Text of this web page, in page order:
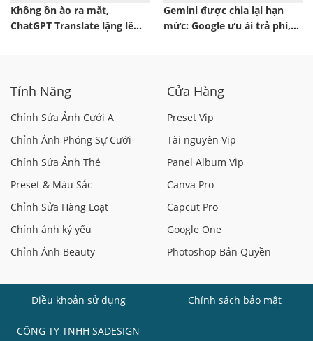
Không ồn ào ra mắt,
ChatGPT Translate lặng lẽ
Gemini được chia lại hạn
mức: Google ưu ái trả phí,
Tính Năng
Chỉnh Sửa Ảnh Cưới A
Chỉnh Ảnh Phóng Sự Cưới
Chỉnh Sửa Ảnh Thẻ
Preset & Màu Sắc
Chỉnh Sửa Hàng Loạt
Chỉnh ảnh kỷ yếu
Chỉnh Ảnh Beauty
Cửa Hàng
Preset Vip
Tài nguyên Vip
Panel Album Vip
Canva Pro
Capcut Pro
Google One
Photoshop Bản Quyền
Điều khoản sử dụng Chính sách bảo mật
CÔNG TY TNHH SADESIGN